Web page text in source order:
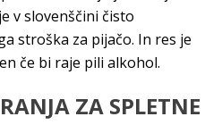
v slovenščini čisto
stroška za pijačo. In res je
če bi raje pili alkohol.
ZA SPLETNE